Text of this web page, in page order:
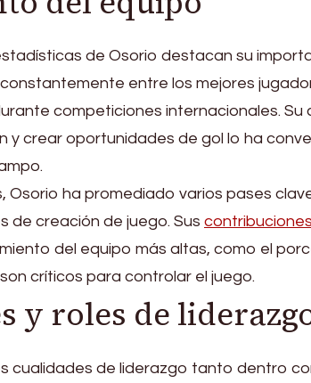
de Osorio destacan su
entre los mejores
competiciones internacionales. Su
y crear oportunidades de gol lo ha
Osorio ha promediado varios pases
de creación de juego. Sus
del equipo más altas, como el
críticos para controlar el juego.
y roles de
cualidades de liderazgo tanto dentro